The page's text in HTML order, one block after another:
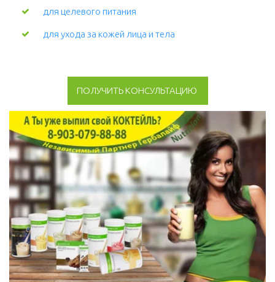
для целевого питания
для ухода за кожей лица и тела
ПОЛУЧИТЬ КОНСУЛЬТАЦИЮ